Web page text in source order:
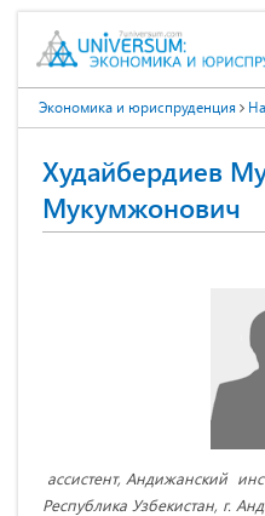
Экономика и юриспруденция
Худайбердиев
Мукумжонович
ассистент, Андижанский
Республика Узбекистан, г.